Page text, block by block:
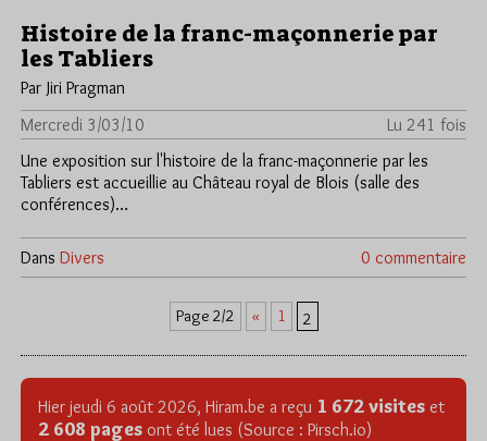
Histoire de la franc-maçonnerie par
les Tabliers
Par Jiri Pragman
Mercredi 3/03/10
Lu 241 fois
Une exposition sur l'histoire de la franc-maçonnerie par les
Tabliers est accueillie au Château royal de Blois (salle des
conférences)…
Dans Divers 0 commentaire
Page 2/2 « 1 2
Hier jeudi 6 août 2026, Hiram.be a reçu 1 672 visites et
2 608 pages ont été lues (Source : Pirsch.io)